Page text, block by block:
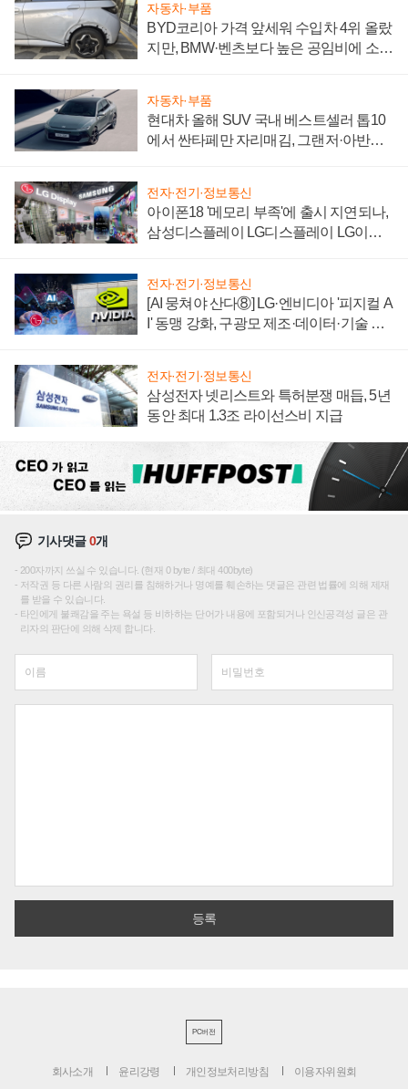
자동차·부품
BYD코리아 가격 앞세워 수입차 4위 올랐
지만, BMW·벤츠보다 높은 공임비에 소비
자동차·부품
현대차 올해 SUV 국내 베스트셀러 톱10
에서 싼타페만 자리매김, 그랜저·아반떼
전자·전기·정보통신
아이폰18 '메모리 부족'에 출시 지연되나,
삼성디스플레이 LG디스플레이 LG이노
전자·전기·정보통신
[AI 뭉쳐야 산다⑧] LG·엔비디아 '피지컬 A
I' 동맹 강화, 구광모 제조·데이터·기술 결
전자·전기·정보통신
삼성전자 넷리스트와 특허분쟁 매듭, 5년
동안 최대 1.3조 라이선스비 지급
기사댓글0개
200자까지 쓰실 수 있습니다. (현재 0 byte / 최대 400byte)
저작권 등 다른 사람의 권리를 침해하거나 명예를 훼손하는 댓글은 관련 법률에 의해 제재
를 받을 수 있습니다.
타인에게 불쾌감을 주는 욕설 등 비하하는 단어가 내용에 포함되거나 인신공격성 글은 관
리자의 판단에 의해 삭제 합니다.
PC버전
회사소개 윤리강령 개인정보처리방침 이용자위원회